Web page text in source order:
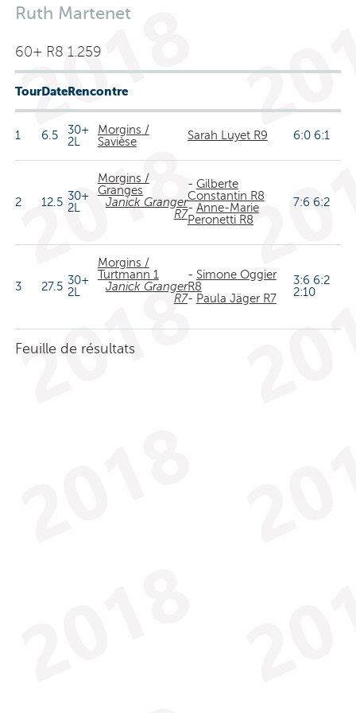
Ruth Martenet
60+ R8 1.259
TourDateRencontre
1 6.5
30+
2L
Morgins /
Savièse
Sarah Luyet R9 6:0 6:1
2 12.5 30+
2L
Morgins /
Granges
Janick Granger
R7
- Gilberte
Constantin R8
- Anne-Marie
Peronetti R8
7:6 6:2
3 27.5 30+
2L
Morgins /
Turtmann 1
Janick Granger
R7
- Simone Oggier
R8
- Paula Jäger R7
3:6 6:2
2:10
Feuille de résultats